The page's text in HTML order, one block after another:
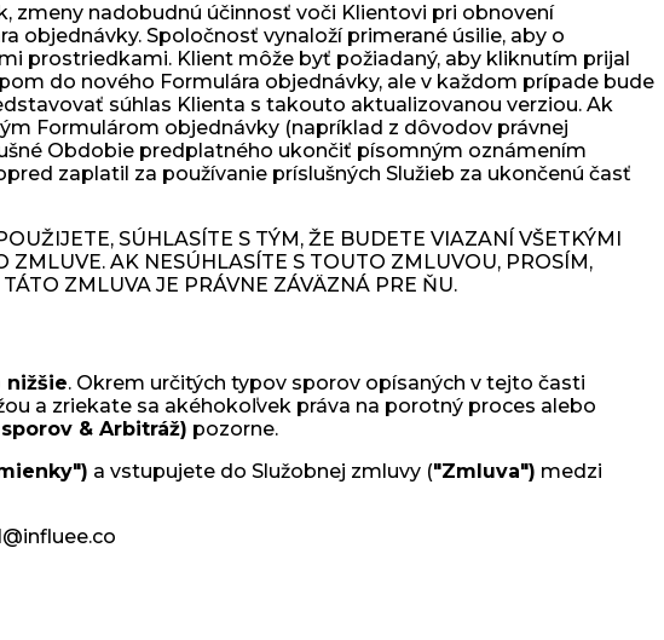
zmeny nadobudnú účinnosť voči Klientovi pri obnovení
objednávky. Spoločnosť vynaloží primerané úsilie, aby o
prostriedkami. Klient môže byť požiadaný, aby kliknutím prijal
do nového Formulára objednávky, ale v každom prípade bude
súhlas Klienta s takouto aktualizovanou verziou. Ak
Formulárom objednávky (napríklad z dôvodov právnej
Obdobie predplatného ukončiť písomným oznámením
zaplatil za používanie príslušných Služieb za ukončenú časť
SÚHLASÍTE S TÝM, ŽE BUDETE VIAZANÍ VŠETKÝMI
AK NESÚHLASÍTE S TOUTO ZMLUVOU, PROSÍM,
ZMLUVA JE PRÁVNE ZÁVÄZNÁ PRE ŇU.
nižšie. Okrem určitých typov sporov opísaných v tejto časti
a zriekate sa akéhokoľvek práva na porotný proces alebo
& Arbitráž) pozorne.
a vstupujete do Služobnej zmluvy ("Zmluva") medzi